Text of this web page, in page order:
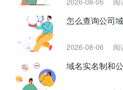
怎么查询公司
2026-08-06 阅
域名实名制和